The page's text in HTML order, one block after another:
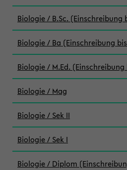
Biologie / B.Sc. (Einschreibung
Biologie / Ba (Einschreibung bis
Biologie / M.Ed. (Einschreibung
Biologie / Mag
Biologie / Sek II
Biologie / Sek I
Biologie / Diplom